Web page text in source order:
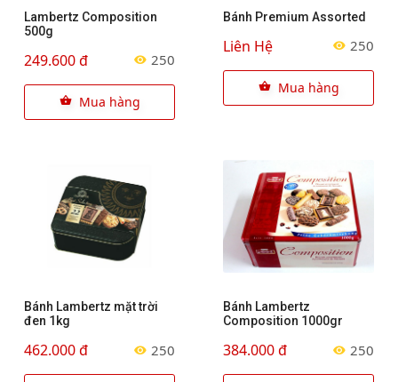
Lambertz Composition
500g
249.600 đ 250
Mua hàng
Bánh Premium Assorted
Liên Hệ 250
Mua hàng
Bánh Lambertz mặt trời
đen 1kg
462.000 đ 250
Bánh Lambertz
Composition 1000gr
384.000 đ 250